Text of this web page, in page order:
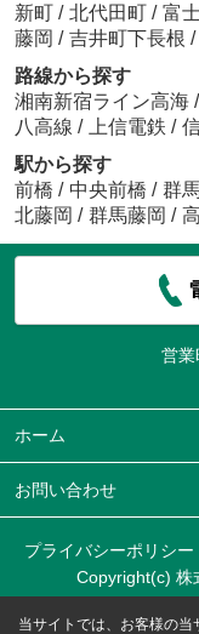
新町 / 北代田町 / 富
藤岡 / 吉井町下長根 /
路線から探す
湘南新宿ライン高海 /
八高線 / 上信電鉄 /
駅から探す
前橋 / 中央前橋 / 群
北藤岡 / 群馬藤岡 /
営業
ホーム
お問い合わせ
プライバシーポリシー
Copyright(c) 株
当サイトでは、お客様の当